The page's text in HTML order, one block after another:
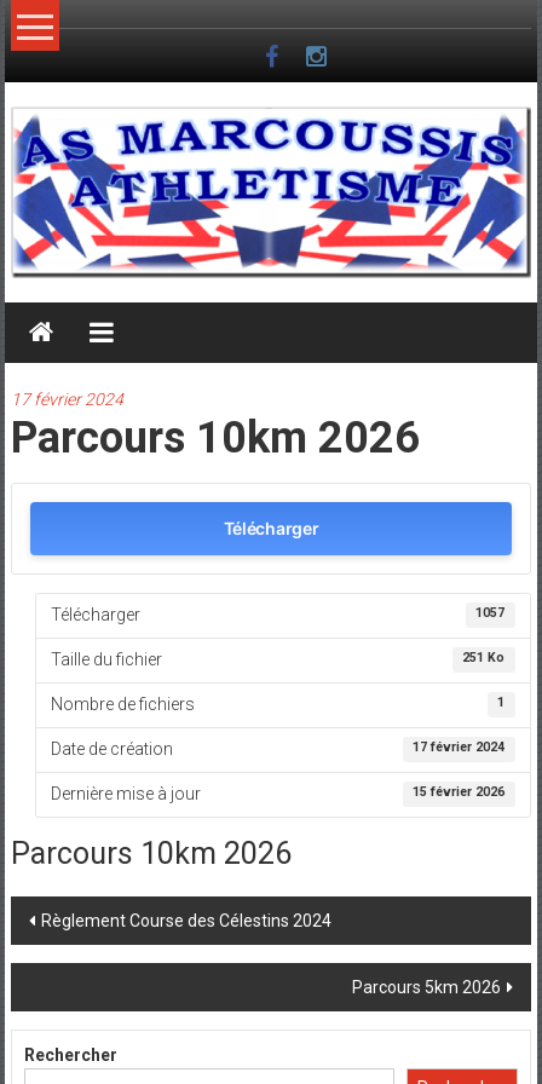
Skip
to
17 février 2024
Parcours 10km 2026
Télécharger
Télécharger 1057
Taille du fichier 251 Ko
Nombre de fichiers 1
Date de création 17 février 2024
Dernière mise à jour 15 février 2026
Parcours 10km 2026
Post
navigation
Règlement Course des Célestins 2024
Parcours 5km 2026
Rechercher